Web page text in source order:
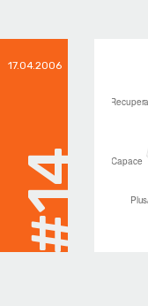
17.04.2006
#14